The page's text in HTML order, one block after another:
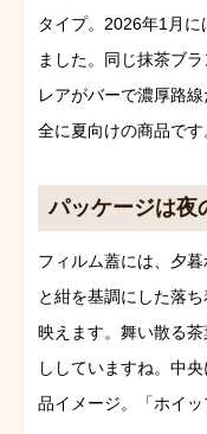
タイプ。2026年1月
ました。同じ抹茶ブ
レアがバーで濃厚路
全に夏向けの商品です
パッケージは夜
フィルム蓋には、夕
と紺を基調にした落
映えます。舞い散る
ししていますね。中
品イメージ。「ホイッ